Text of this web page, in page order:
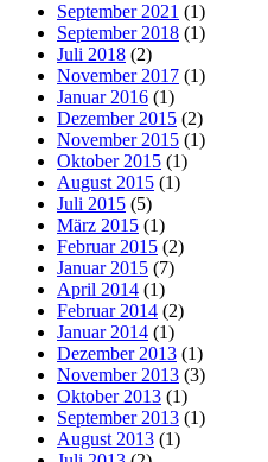
September 2021 (1)
September 2018 (1)
Juli 2018 (2)
November 2017 (1)
Januar 2016 (1)
Dezember 2015 (2)
November 2015 (1)
Oktober 2015 (1)
August 2015 (1)
Juli 2015 (5)
März 2015 (1)
Februar 2015 (2)
Januar 2015 (7)
April 2014 (1)
Februar 2014 (2)
Januar 2014 (1)
Dezember 2013 (1)
November 2013 (3)
Oktober 2013 (1)
September 2013 (1)
August 2013 (1)